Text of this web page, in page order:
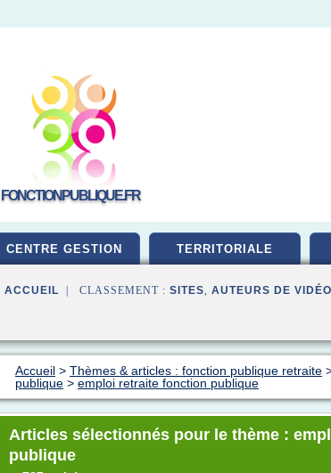
FONCTIONPUBLIQUE.FR
CENTRE GESTION TERRITORIALE
ACCUEIL | CLASSEMENT : SITES, AUTEURS DE
Accueil > Thèmes & articles : fonction publique retraite
publique > emploi retraite fonction publique
Articles sélectionnés pour le thème :
publique